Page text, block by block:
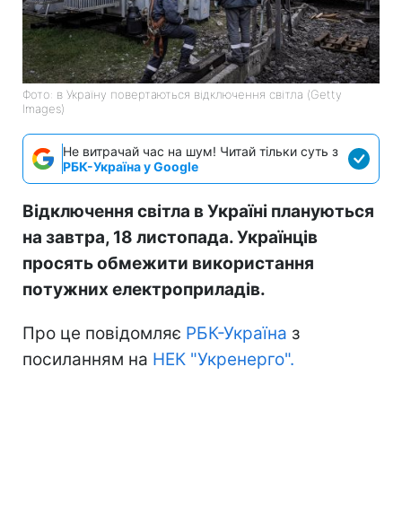
Фото: в Україну повертаються відключення світла (Getty
Images)
Не витрачай час на шум! Читай тільки суть з
РБК-Україна у Google
Відключення світла в Україні плануються
на завтра, 18 листопада. Українців
просять обмежити використання
потужних електроприладів.
Про це повідомляє РБК-Україна з
посиланням на НЕК "Укренерго".